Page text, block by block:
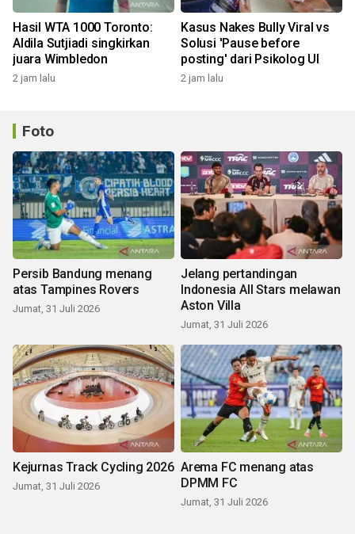
Hasil WTA 1000 Toronto:
Aldila Sutjiadi singkirkan
juara Wimbledon
2 jam lalu
Kasus Nakes Bully Viral vs
Solusi 'Pause before
posting' dari Psikolog UI
2 jam lalu
Foto
Persib Bandung menang
atas Tampines Rovers
Jumat, 31 Juli 2026
Jelang pertandingan
Indonesia All Stars melawan
Aston Villa
Jumat, 31 Juli 2026
Kejurnas Track Cycling 2026
Jumat, 31 Juli 2026
Arema FC menang atas
DPMM FC
Jumat, 31 Juli 2026